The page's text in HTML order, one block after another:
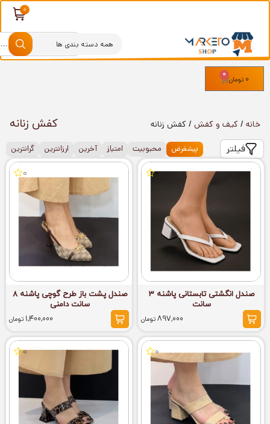
0 تومان
0
خانه / کیف و کفش / کفش زنانه کفش زنانه
پیشفرض محبوبیت امتیاز آخرین ارزانترین گرانترین فیلتر
0
صندل انگشتی تابستانی پاشنه 3
سانت
897,000تومان
0
صندل پشت باز طرح گوچی پاشنه 8
سانت دامنی
1,400,000 تومان
0
0